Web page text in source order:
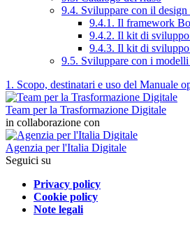
9.4. Sviluppare con il design
9.4.1. Il framework
9.4.2. Il kit di sviluppo
9.4.3. Il kit di
9.5. Sviluppare con i
1. Scopo, destinatari e uso del Manuale
Team per la Trasformazione Digitale
in collaborazione con
Agenzia per l'Italia Digitale
Seguici su
Privacy policy
Cookie policy
Note legali